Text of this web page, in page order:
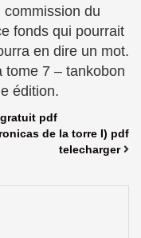
du
fonds qui pourrait
en dire un mot.
tome 7 – tankobon
édition.
gratuit pdf
de la torre I) pdf
telecharger